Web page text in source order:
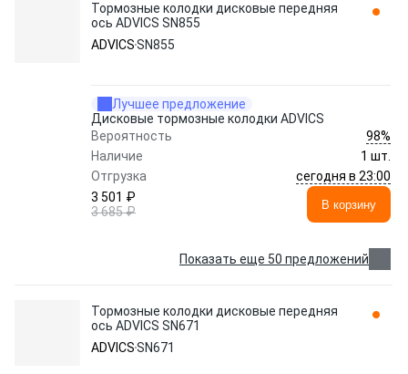
Тормозные колодки дисковые передняя
ось ADVICS SN855
ADVICSSN855
Лучшее предложение
Дисковые тормозные колодки ADVICS
Вероятность
98%
Наличие
1 шт.
Отгрузка
сегодня в 23:00
3 501 ₽
3 685 ₽
В корзину
Показать еще 50 предложений
Тормозные колодки дисковые передняя
ось ADVICS SN671
ADVICSSN671